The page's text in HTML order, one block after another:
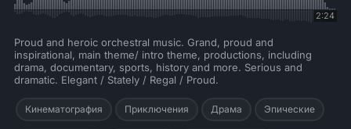
2:24
Proud and heroic orchestral music. Grand, proud and
inspirational, main theme/ intro theme, productions, including
drama, documentary, sports, history and more. Serious and
dramatic. Elegant / Stately / Regal / Proud.
Кинематография Приключения Драма Эпические